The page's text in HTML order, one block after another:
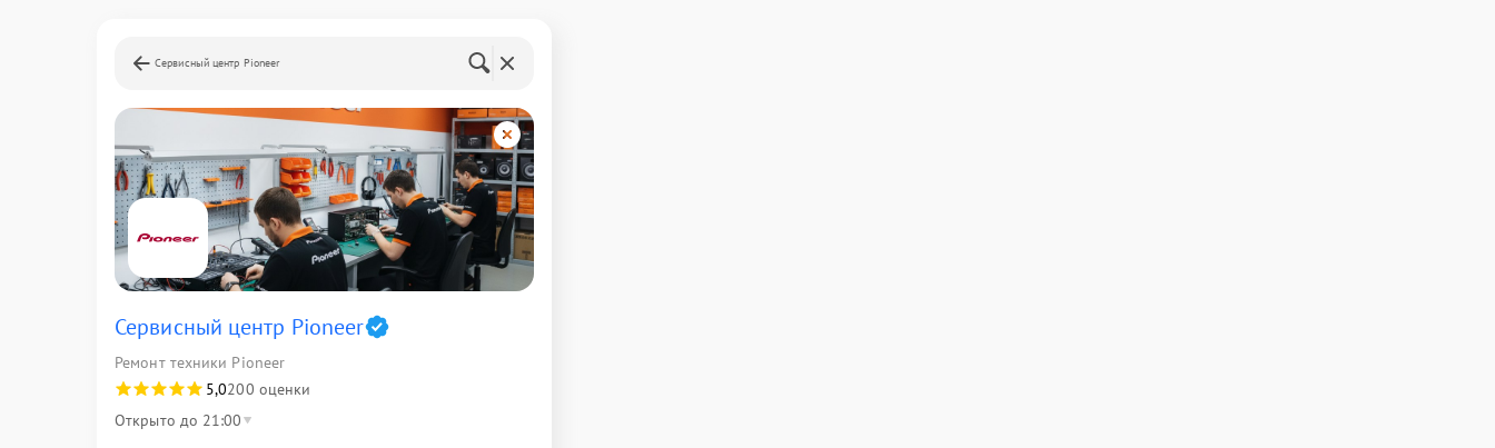
Сервисный центр Pioneer
Сервисный центр Pioneer
Ремонт техники Pioneer
5,0200 оценки
Открыто до 21:00